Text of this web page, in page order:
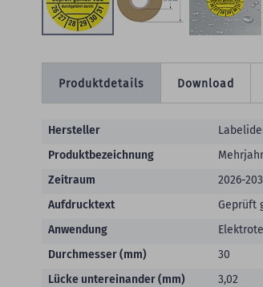
Produktdetails
Produktdetails
Hersteller
Produktbezeichnung
Zeitraum
2026-
Aufdrucktext
Geprüft
Anwendung
Durchmesser (mm)
30
Lücke untereinander (mm)
3,02
Download